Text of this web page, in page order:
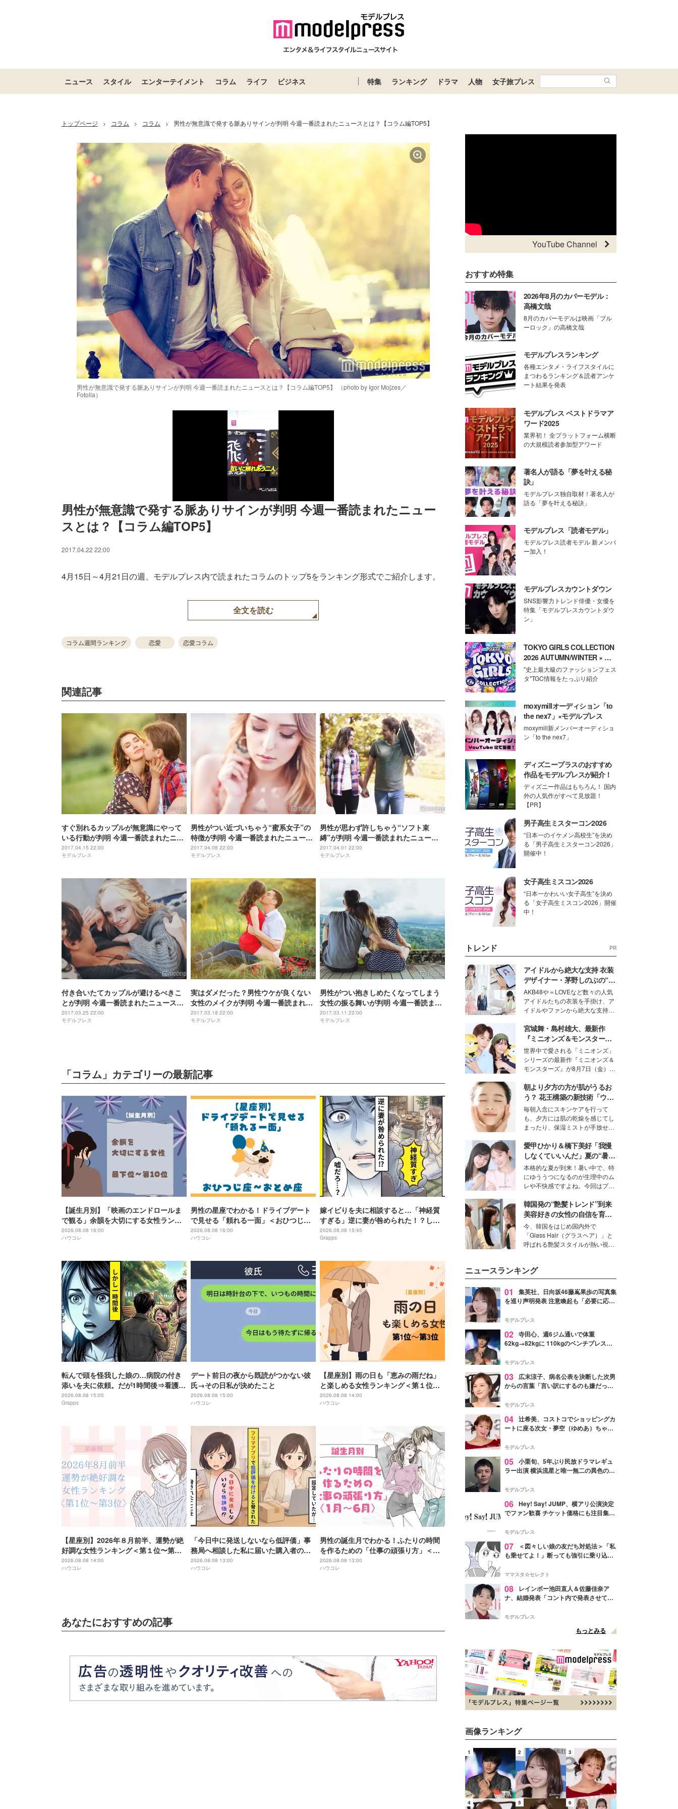
ニュース スタイル エンターテイメント コラム ライフ ビジネス 特集 ランキング ドラマ 人物 女子旅プレス
トップページ > コラム > コラム > 男性が無意識で発する脈ありサインが判明 今週一番読まれたニュースとは？【コラム編TOP5】
男性が無意識で発する脈ありサインが判明 今週一番読まれたニュースとは？【コラム編TOP5】 （photo by Igor Mojzes／
Fotolia）
男性が無意識で発する脈ありサインが判明 今週一番読まれたニュー
スとは？【コラム編TOP5】
2017.04.22 22:00
4月15日～4月21日の週、モデルプレス内で読まれたコラムのトップ5をランキング形式でご紹介します。
全文を読む
コラム週間ランキング 恋愛 恋愛コラム
関連記事
すぐ別れるカップルが無意識にやって
いる行動が判明 今週一番読まれたニュ
ースとは？【コラム編TOP5】
2017.04.15 22:00
モデルプレス
男性がつい近づいちゃう“蜜系女子”の
特徴が判明 今週一番読まれたニュース
とは？【コラム編TOP5】
2017.04.08 22:00
モデルプレス
男性が思わず許しちゃう“ソフト束
縛”が判明 今週一番読まれたニュース
とは？【コラム編TOP5】
2017.04.01 22:00
モデルプレス
付き合いたてカップルが避けるべきこ
とが判明 今週一番読まれたニュースと
は？【コラム編TOP5】
2017.03.25 22:00
モデルプレス
実はダメだった？男性ウケが良くない
女性のメイクが判明 今週一番読まれた
ニュースとは？【コラム編TOP5】
2017.03.18 22:00
モデルプレス
男性がつい抱きしめたくなってしまう
女性の振る舞いが判明 今週一番読まれ
たニュースとは？【コラム編TOP5】
2017.03.11 22:00
モデルプレス
「コラム」カテゴリーの最新記事
【誕生月別】「映画のエンドロールま
で観る」余韻を大切にする女性ランキ
ング＜最下位～第１０位＞
2026.08.08 16:00
ハウコレ
男性の星座でわかる！ドライブデート
で見せる「頼れる一面」＜おひつじ
座〜おとめ座＞
2026.08.08 16:00
ハウコレ
嫁イビりを夫に相談すると…「神経質
すぎる」逆に妻が咎められた！？しか
し後日⇒「嘘だろ…？」夫が後悔した
話
2026.08.08 15:45
Grapps
転んで頭を怪我した娘の…病院の付き
添いを夫に依頼。だが1時間後⇒看護師
「お父様が…」1本の電話で頭が真っ白
になった話
2026.08.08 15:05
Grapps
デート前日の夜から既読がつかない彼
氏→その日私が決めたこと
2026.08.08 15:00
ハウコレ
【星座別】雨の日も「恵みの雨だね」
と楽しめる女性ランキング＜第１位～
第３位＞
2026.08.08 14:00
ハウコレ
【星座別】2026年８月前半、運勢が絶
好調な女性ランキング＜第１位〜第３
位＞
2026.08.08 14:00
ハウコレ
「今日中に発送しないなら低評価」事
務局へ相談した私に届いた購入者の謝
罪
2026.08.08 13:00
ハウコレ
男性の誕生月でわかる！ふたりの時間
を作るための「仕事の頑張り方」＜１
月〜６月＞
2026.08.08 13:00
ハウコレ
あなたにおすすめの記事
YouTube Channel
おすすめ特集
2026年8月のカバーモデル：
高橋文哉
8月のカバーモデルは映画「ブル
ーロック」の高橋文哉
モデルプレスランキング
各種エンタメ・ライフスタイルに
まつわるランキング＆読者アンケ
ート結果を発表
モデルプレス ベストドラマア
ワード2025
業界初！ 全プラットフォーム横断
の大規模読者参加型アワード
著名人が語る「夢を叶える秘
訣」
モデルプレス独自取材！著名人が
語る「夢を叶える秘訣」
モデルプレス「読者モデル」
モデルプレス読者モデル 新メンバ
ー加入！
モデルプレスカウントダウン
SNS影響力トレンド俳優・女優を
特集「モデルプレスカウントダウ
ン」
TOKYO GIRLS COLLECTION
2026 AUTUMN/WINTER × モ
デルプレス
"史上最大級のファッションフェス
タ"TGC情報をたっぷり紹介
moxymillオーディション「to
the nex7」×モデルプレス
moxymill新メンバーオーディショ
ン「to the nex7」
ディズニープラスのおすすめ
作品をモデルプレスが紹介！
ディズニー作品はもちろん！ 国内
外の人気作がすべて見放題！
【PR】
男子高生ミスターコン2026
“日本一のイケメン高校生”を決め
る「男子高生ミスターコン2026」
開催中！
女子高生ミスコン2026
“日本一かわいい女子高生”を決め
る「女子高生ミスコン2026」開催
中！
トレンド PR
アイドルから絶大な支持 衣装
デザイナー・茅野しのぶの“可
愛い”を作る美学＜「シチズン
クロスシー」インタビュー＞
AKB48や＝LOVEなど数々の人気
アイドルたちの衣装を手掛け、ア
イドルやファンから絶大な支持を
取締役兼クリエイティブディレク
ター・茅野しのぶ。一人ひとりの
個性に寄り添い、魅力を引き出す
衣装作りは、多くの女性たちに勇
気と自信を与え続けている。
宮城舞・島村雄大、最新作
『ミニオンズ＆モンスター
ズ』の魅力熱弁 ハチャメチャ
だけじゃない“友情と絆”に感
動
世界中で愛される「ミニオンズ」
シリーズの最新作『ミニオンズ＆
モンスターズ』が8月7日（金）に
ニオン好き”という共通点を持つモ
デルの宮城舞と島村雄大の特別対
談をお届け！それぞれの視点か
ら、今作ならではの魅力や予想外
の感動をもたらす奥深いストーリ
ーについて熱く語り合ってもらっ
た。
朝より夕方の方が肌がうるお
う？ 花王構築の新技術「ウォ
ーターキャプチャリングスキ
ン（捕水肌）」がスキンケア
の常識を変える予感
毎朝入念にスキンケアを行って
も、夕方には肌の乾燥を感じてし
まったり、保湿ミストが手放せな
な美容の常識を大きく変える可能
性を秘めた、革新的な「Water
Capturing Skin（ウォーターキャ
プチャリングスキン：捕水肌）」
技術を、花王が構築した。
愛甲ひかり＆橋下美好「我慢
しなくていいんだ」夏の“暑さ
対策”の新しい選択肢とは？
本格的な夏が到来！暑い中で、特
にゆううつになるのが生理中のム
レや不快感ですよね。今回はプラ
モデル・愛甲ひかりさんと橋下美
好さんを迎えて本音で女子会トー
ク。猛暑のお出かけを快適に過ご
すヒントや、2人が感動した夏の
生理の新常識にも迫りました。
韓国発の“艶髪トレンド”到来
美容好きの女性の自信を育む
「ヘアケア事情」って？
今、韓国をはじめ国内外で
「Glass Hair（グラスヘア）」と
呼ばれる艶髪スタイルが熱い視線
して、“髪そのものの美しさ”に改
めて注目する人が増えている様
子。今回は、そんな憧れの艶やか
な髪を日常で叶える、美容好きの
ます。
ニュースランキング
01
集英社、日向坂46藤嶌果歩の写真集
を巡り声明発表 注意喚起も「必要に応じ
モデルプレス
02 寺田心、週6ジム通いで体重
62kg→82kgに 110kgのベンチプレス持
「かっこいい」と反響
モデルプレス
03
広末涼子、病名公表を決断した次男
からの言葉「言い訳にするのも嫌だっ
モデルプレス
04 辻希美、コストコでショッピングカ
ートに座る次女・夢空（ゆめあ）ちゃん
ぎ」「成長を感じる」の声
モデルプレス
05 小栗旬、5年ぶり民放ドラマレギュ
ラー出演 横浜流星と唯一無二の異色のバ
モデルプレス
06 Hey! Say! JUMP、横アリ公演決定
でファン歓喜 チケット価格にも注目集ま
モデルプレス
07
＜図々しい娘の友だち対処法＞「私
も乗せてよ！」断っても強引に乗り込ん
ママスタ☆セレクト
08
レインボー池田直人＆佐藤佳奈ア
ナ、結婚発表「コント内で発表させてい
点変更のため
モデルプレス
もっとみる
画像ランキング
1 2 3
4 5 6